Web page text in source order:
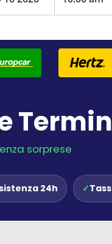
sorprese
24h ✓